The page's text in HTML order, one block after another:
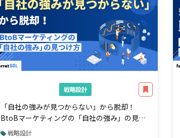
戦略設計
「自社の強みが見つからない」から脱却！
BtoBマーケティングの「自社の強み」の見つ
け方｜3C・SWOT・VRIO活用による顧客視点
戦略設計